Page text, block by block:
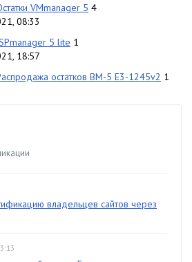
VMmanager 5 4
08:33
5 lite 1
18:57
остатков ВМ-5 E3-1245v2 1
владельцев сайтов через